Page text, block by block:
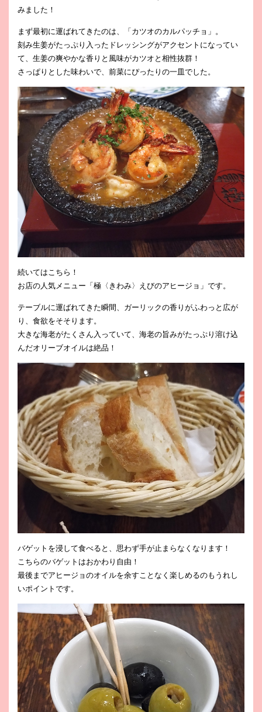
みました！
まず最初に運ばれてきたのは、「カツオのカルパッチョ」。
刻み生姜がたっぷり入ったドレッシングがアクセントになってい
て、生姜の爽やかな香りと風味がカツオと相性抜群！
さっぱりとした味わいで、前菜にぴったりの一皿でした。
続いてはこちら！
お店の人気メニュー「極〈きわみ〉えびのアヒージョ」です。
テーブルに運ばれてきた瞬間、ガーリックの香りがふわっと広が
り、食欲をそそります。
大きな海老がたくさん入っていて、海老の旨みがたっぷり溶け込
んだオリーブオイルは絶品！
バゲットを浸して食べると、思わず手が止まらなくなります！
こちらのバゲットはおかわり自由！
最後までアヒージョのオイルを余すことなく楽しめるのもうれし
いポイントです。